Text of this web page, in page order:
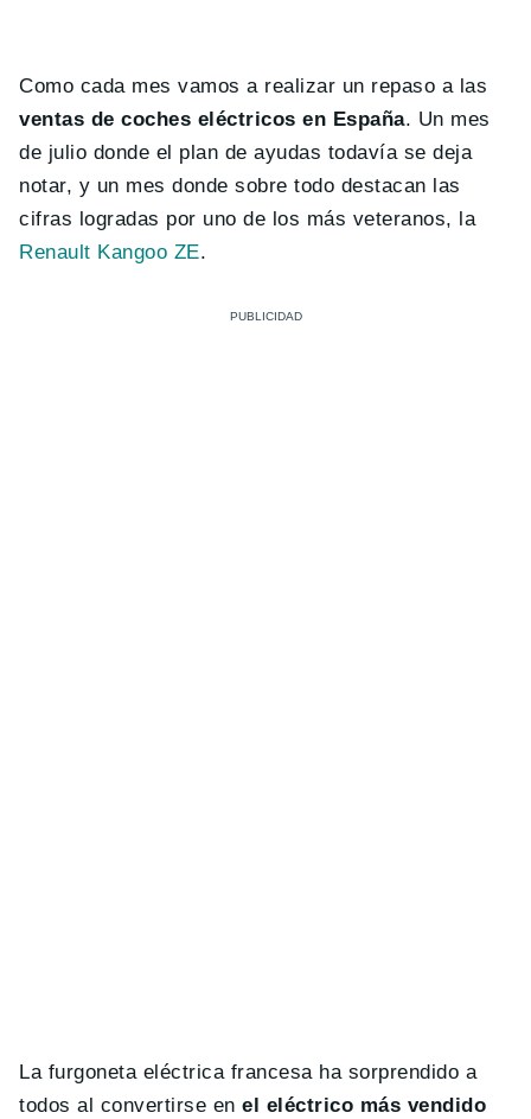
Como cada mes vamos a realizar un repaso a las
ventas de coches eléctricos en España. Un mes
de julio donde el plan de ayudas todavía se deja
notar, y un mes donde sobre todo destacan las
cifras logradas por uno de los más veteranos, la
Renault Kangoo ZE.
La furgoneta eléctrica francesa ha sorprendido a
todos al convertirse enel eléctrico más vendido